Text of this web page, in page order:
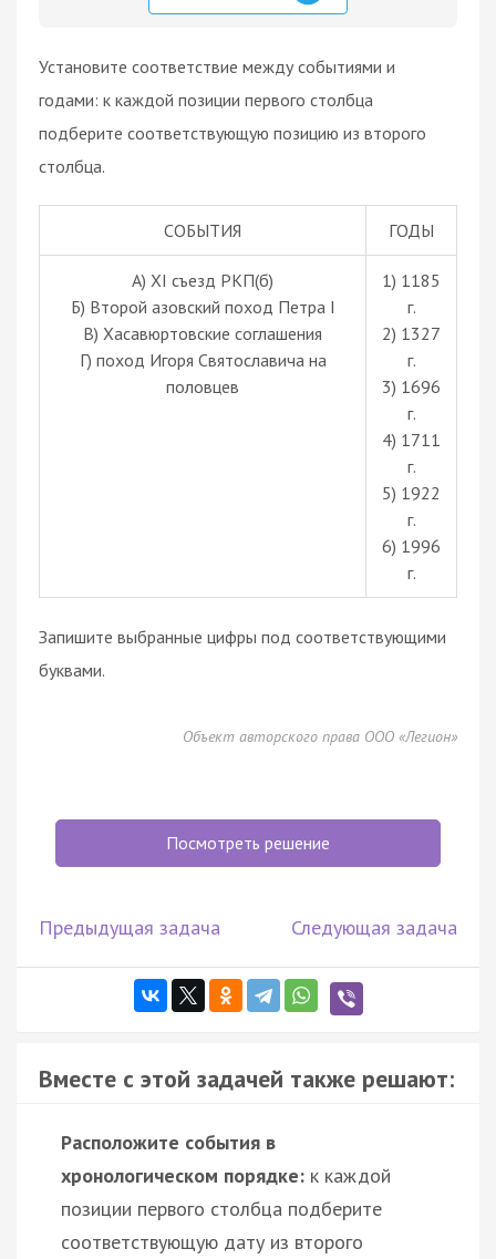
Установите соответствие между событиями и
годами: к каждой позиции первого столбца
подберите соответствующую позицию из второго
столбца.
СОБЫТИЯ ГОДЫ
А) XI съезд РКП(б)
Б) Второй азовский поход Петра I
В) Хасавюртовские соглашения
Г) поход Игоря Святославича на
половцев
1) 1185
г.
2) 1327
г.
3) 1696
г.
4) 1711
г.
5) 1922
г.
6) 1996
г.
Запишите выбранные цифры под соответствующими
буквами.
Объект авторского права ООО «Легион»
Посмотреть решение
Предыдущая задача Следующая задача
Вместе с этой задачей также решают:
Расположите события в
хронологическом порядке: к каждой
позиции первого столбца подберите
соответствующую дату из второго